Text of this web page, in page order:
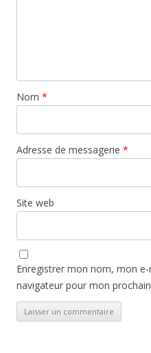
Nom *
Adresse de messagerie *
Site web
Enregistrer mon nom, mon
navigateur pour mon